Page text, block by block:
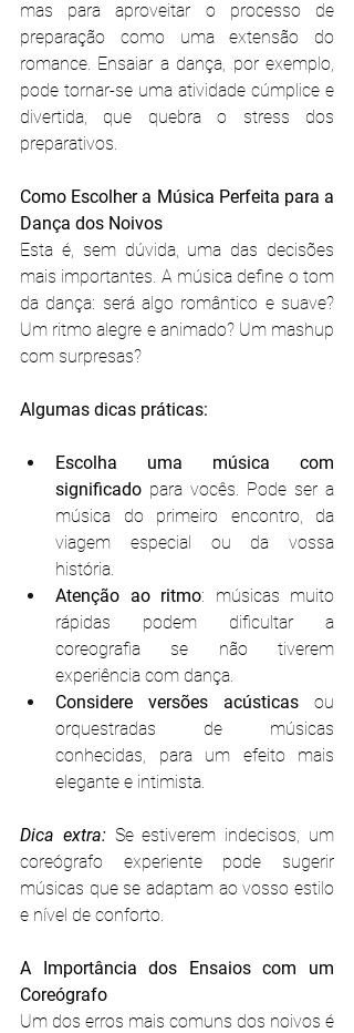
mas para aproveitar o processo de
preparação como uma extensão do
romance. Ensaiar a dança, por exemplo,
pode tornar-se uma atividade cúmplice e
divertida, que quebra o stress dos
preparativos.
Como Escolher a Música Perfeita para a
Dança dos Noivos
Esta é, sem dúvida, uma das decisões
mais importantes. A música define o tom
da dança: será algo romântico e suave?
Um ritmo alegre e animado? Um mashup
com surpresas?
Algumas dicas práticas:
Escolha uma música com
significado para vocês. Pode ser a
música do primeiro encontro, da
viagem especial ou da vossa
história.
Atenção ao ritmo: músicas muito
rápidas podem dificultar a
coreografia se não tiverem
experiência com dança.
Considere versões acústicas ou
orquestradas de músicas
conhecidas, para um efeito mais
elegante e intimista.
Dica extra: Se estiverem indecisos, um
coreógrafo experiente pode sugerir
músicas que se adaptam ao vosso estilo
e nível de conforto.
A Importância dos Ensaios com um
Coreógrafo
Um dos erros mais comuns dos noivos é